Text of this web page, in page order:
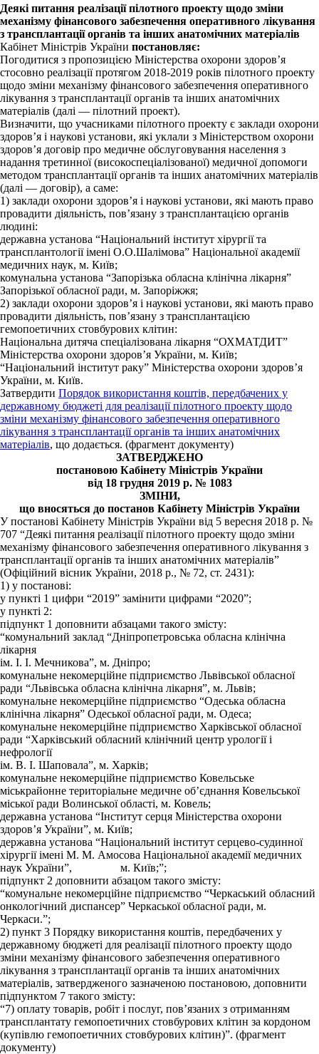
Деякі питання реалізації пілотного проекту щодо зміни
механізму фінансового забезпечення оперативного лікування
з трансплантації органів та інших анатомічних матеріалів
Кабінет Міністрів України постановляє:
Погодитися з пропозицією Міністерства охорони здоров’я
стосовно реалізації протягом 2018-2019 років пілотного проекту
щодо зміни механізму фінансового забезпечення оперативного
лікування з трансплантації органів та інших анатомічних
матеріалів (далі — пілотний проект).
Визначити, що учасниками пілотного проекту є заклади охорони
здоров’я і наукові установи, які уклали з Міністерством охорони
здоров’я договір про медичне обслуговування населення з
надання третинної (високоспеціалізованої) медичної допомоги
методом трансплантації органів та інших анатомічних матеріалів
(далі — договір), а саме:
1) заклади охорони здоров’я і наукові установи, які мають право
провадити діяльність, пов’язану з трансплантацією органів
людині:
державна установа “Національний інститут хірургії та
трансплантології імені О.О.Шалімова” Національної академії
медичних наук, м. Київ;
комунальна установа “Запорізька обласна клінічна лікарня”
Запорізької обласної ради, м. Запоріжжя;
2) заклади охорони здоров’я і наукові установи, які мають право
провадити діяльність, пов’язану з трансплантацією
гемопоетичних стовбурових клітин:
Національна дитяча спеціалізована лікарня “ОХМАТДИТ”
Міністерства охорони здоров’я України, м. Київ;
“Національний інститут раку” Міністерства охорони здоров’я
України, м. Київ.
Затвердити Порядок використання коштів, передбачених у
державному бюджеті для реалізації пілотного проекту щодо
зміни механізму фінансового забезпечення оперативного
лікування з трансплантації органів та інших анатомічних
матеріалів, що додається. (фрагмент документу)
ЗАТВЕРДЖЕНО
постановою Кабінету Міністрів України
від 18 грудня 2019 р. № 1083
ЗМІНИ,
що вносяться до постанов Кабінету Міністрів України
У постанові Кабінету Міністрів України від 5 вересня 2018 р. №
707 “Деякі питання реалізації пілотного проекту щодо зміни
механізму фінансового забезпечення оперативного лікування з
трансплантації органів та інших анатомічних матеріалів”
(Офіційний вісник України, 2018 р., № 72, ст. 2431):
1) у постанові:
у пункті 1 цифри “2019” замінити цифрами “2020”;
у пункті 2:
підпункт 1 доповнити абзацами такого змісту:
“комунальний заклад “Дніпропетровська обласна клінічна
лікарня
ім. І. І. Мечникова”, м. Дніпро;
комунальне некомерційне підприємство Львівської обласної
ради “Львівська обласна клінічна лікарня”, м. Львів;
комунальне некомерційне підприємство “Одеська обласна
клінічна лікарня” Одеської обласної ради, м. Одеса;
комунальне некомерційне підприємство Харківської обласної
ради “Харківський обласний клінічний центр урології і
нефрології
ім. В. І. Шаповала”, м. Харків;
комунальне некомерційне підприємство Ковельське
міськрайонне територіальне медичне об’єднання Ковельської
міської ради Волинської області, м. Ковель;
державна установа “Інститут серця Міністерства охорони
здоров’я України”, м. Київ;
державна установа “Національний інститут серцево-судинної
хірургії імeні М. М. Амосова Національної академії медичних
наук України”, м. Київ;”;
підпункт 2 доповнити абзацом такого змісту:
“комунальне некомерційне підприємство “Черкаський обласний
онкологічний диспансер” Черкаської обласної ради, м.
Черкаси.”;
2) пункт 3 Порядку використання коштів, передбачених у
державному бюджеті для реалізації пілотного проекту щодо
зміни механізму фінансового забезпечення оперативного
лікування з трансплантації органів та інших анатомічних
матеріалів, затвердженого зазначеною постановою, доповнити
підпунктом 7 такого змісту:
“7) оплату товарів, робіт і послуг, пов’язаних з отриманням
трансплантату гемопоетичних стовбурових клітин за кордоном
(купівлю гемопоетичних стовбурових клітин)”. (фрагмент
документу)